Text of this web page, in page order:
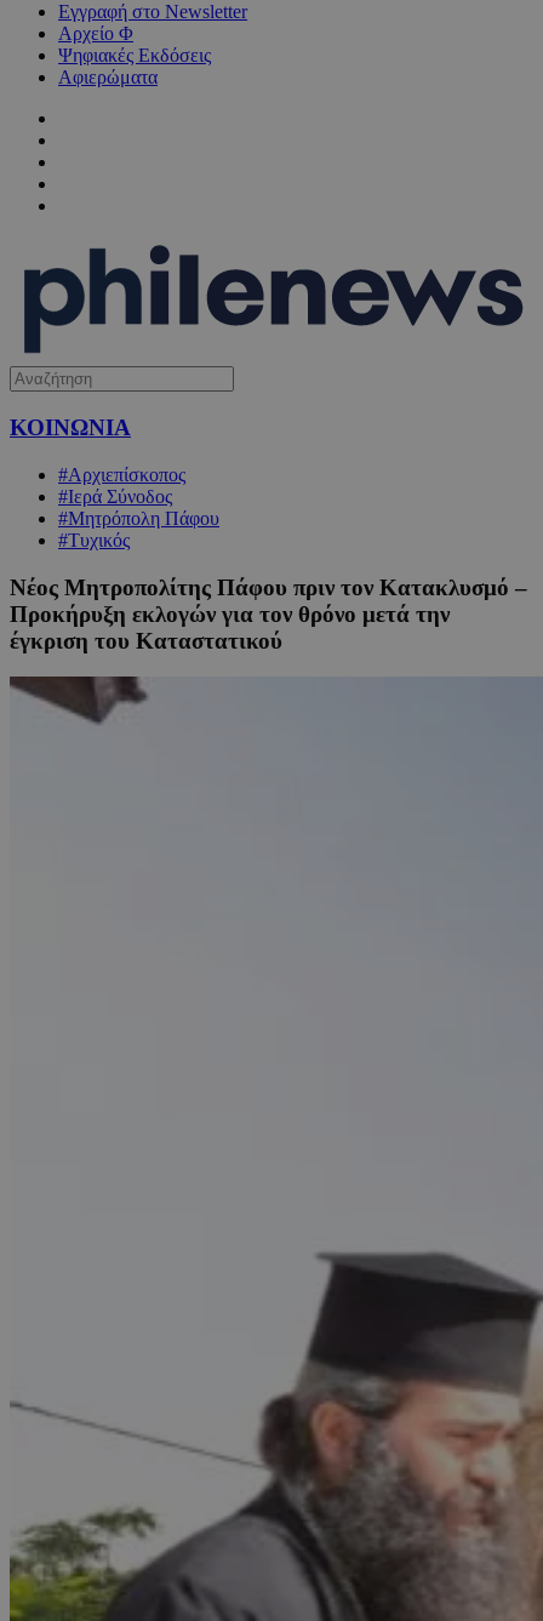
Εγγραφή στο Newsletter
Αρχείο Φ
Ψηφιακές Εκδόσεις
Αφιερώματα
ΚΟΙΝΩΝΙΑ
#Αρχιεπίσκοπος
#Ιερά Σύνοδος
#Μητρόπολη Πάφου
#Τυχικός
Νέος Μητροπολίτης Πάφου πριν τον Κατακλυσμό –
Προκήρυξη εκλογών για τον θρόνο μετά την
έγκριση του Καταστατικού